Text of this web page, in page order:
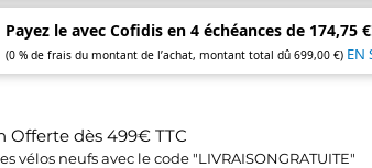
Payez le avec Cofidis en 4 échéances de 174,75
(0 % de frais du montant de l’achat, montant total dû 699,00 €) EN
Offerte dès 499€ TTC
vélos neufs avec le code "LIVRAISONGRATUITE"